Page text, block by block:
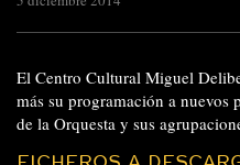
El Centro Cultural Miguel
más su programación a
de la Orquesta y sus